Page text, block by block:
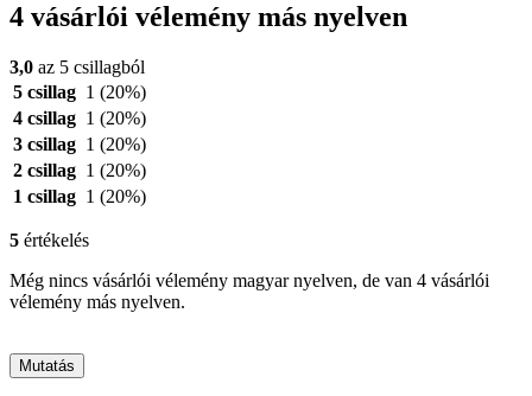
4 vásárlói vélemény más nyelven
3,0 az 5 csillagból
5 csillag 1 (20%)
4 csillag 1 (20%)
3 csillag 1 (20%)
2 csillag 1 (20%)
1 csillag 1 (20%)
5 értékelés
Még nincs vásárlói vélemény magyar nyelven, de van 4 vásárlói
vélemény más nyelven.
Mutatás